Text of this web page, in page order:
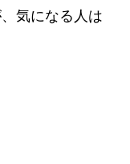
気になる人は